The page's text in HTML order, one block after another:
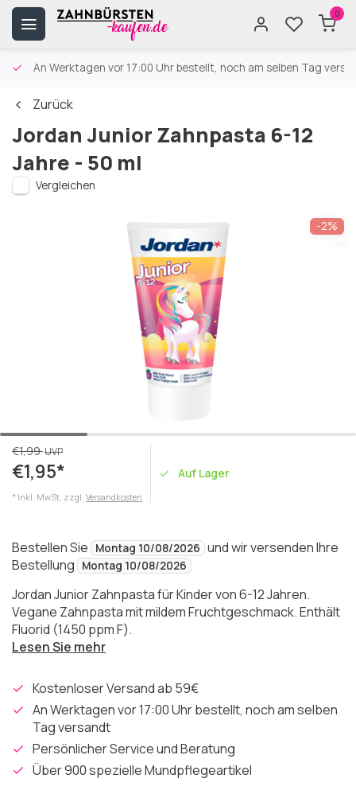
0
An Werktagen vor 17:00 Uhr bestellt, noch am selben Tag
Zurück
Jordan Junior Zahnpasta 6-12
Jahre - 50 ml
Vergleichen
-2%
€1,99UVP
€1,95*
* Inkl. MwSt. zzgl. Versandkosten
Auf Lager
Bestellen Sie Montag 10/08/2026 und wir versenden Ihre
Bestellung
Montag 10/08/2026
Jordan Junior Zahnpasta für Kinder von 6-12 Jahren.
Vegane Zahnpasta mit mildem Fruchtgeschmack. Enthält
Fluorid (1450 ppm F).
Lesen Sie mehr
Kostenloser Versand ab 59€
An Werktagen vor 17:00 Uhr bestellt, noch am selben
Tag versandt
Persönlicher Service und Beratung
Über 900 spezielle Mundpflegeartikel